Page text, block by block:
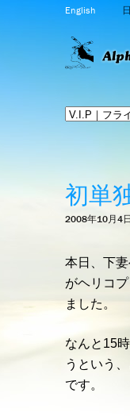
English
初単
2008年10月4日
本日、下
がヘリコ
ました。
なんと15
うという
です。